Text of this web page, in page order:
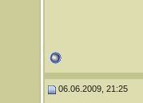
06.06.2009, 21:25